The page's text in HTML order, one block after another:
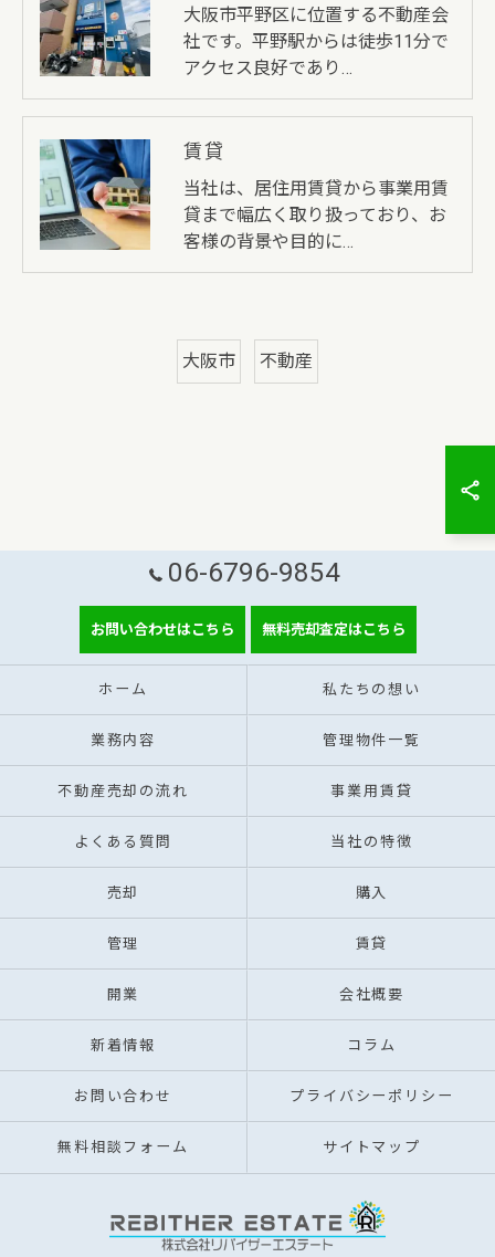
大阪市平野区に位置する不動産会
社です。平野駅からは徒歩11分で
アクセス良好であり…
賃貸
当社は、居住用賃貸から事業用賃
貸まで幅広く取り扱っており、お
客様の背景や目的に…
大阪市 不動産
06-6796-9854
お問い合わせはこちら 無料売却査定はこちら
ホーム 私たちの想い
業務内容 管理物件一覧
不動産売却の流れ 事業用賃貸
よくある質問 当社の特徴
売却 購入
管理 賃貸
開業 会社概要
新着情報 コラム
お問い合わせ プライバシーポリシー
無料相談フォーム サイトマップ